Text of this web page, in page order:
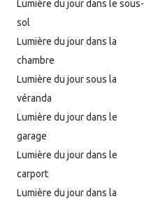
Lumière du jour dans le sous-
sol
Lumière du jour dans la
chambre
Lumière du jour sous la
véranda
Lumière du jour dans le
garage
Lumière du jour dans le
carport
Lumière du jour dans la